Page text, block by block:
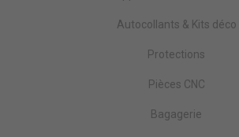
Autocollants & Kits déco
Protections
Pièces CNC
Bagagerie